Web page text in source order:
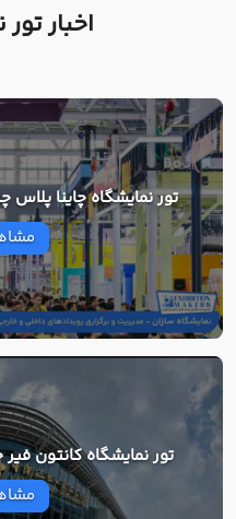
اخبار
تور نمایشگاه چاینا پلاس چین 2026 با
تور نمایشگاه کانتون فیر چین 2026 با شرایط